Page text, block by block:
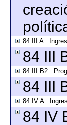
84 III A :
84 III
84 III B2 :
84 III
84 IV A :
84 IV